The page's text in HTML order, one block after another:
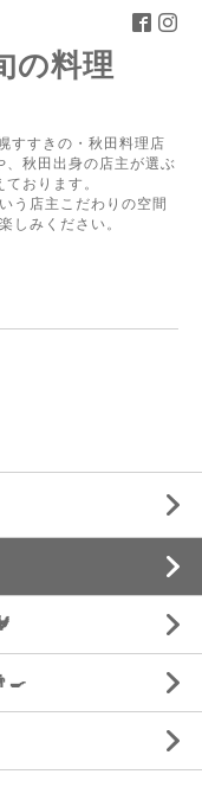
の料理
すすきの・秋田料理店
、秋田出身の店主が選ぶ
おります。
う店主こだわりの空間
しみください。